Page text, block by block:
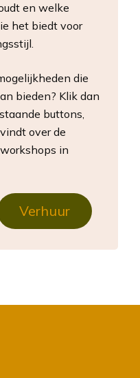
en welke
het biedt voor
die
bieden? Klik dan
buttons,
over de
in
Verhuur